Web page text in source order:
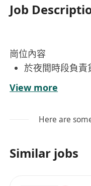
Job
崗位內容
於夜間時段負責
按照標準操作程
保持貨架及工
需求
View more
Here are
Similar jobs